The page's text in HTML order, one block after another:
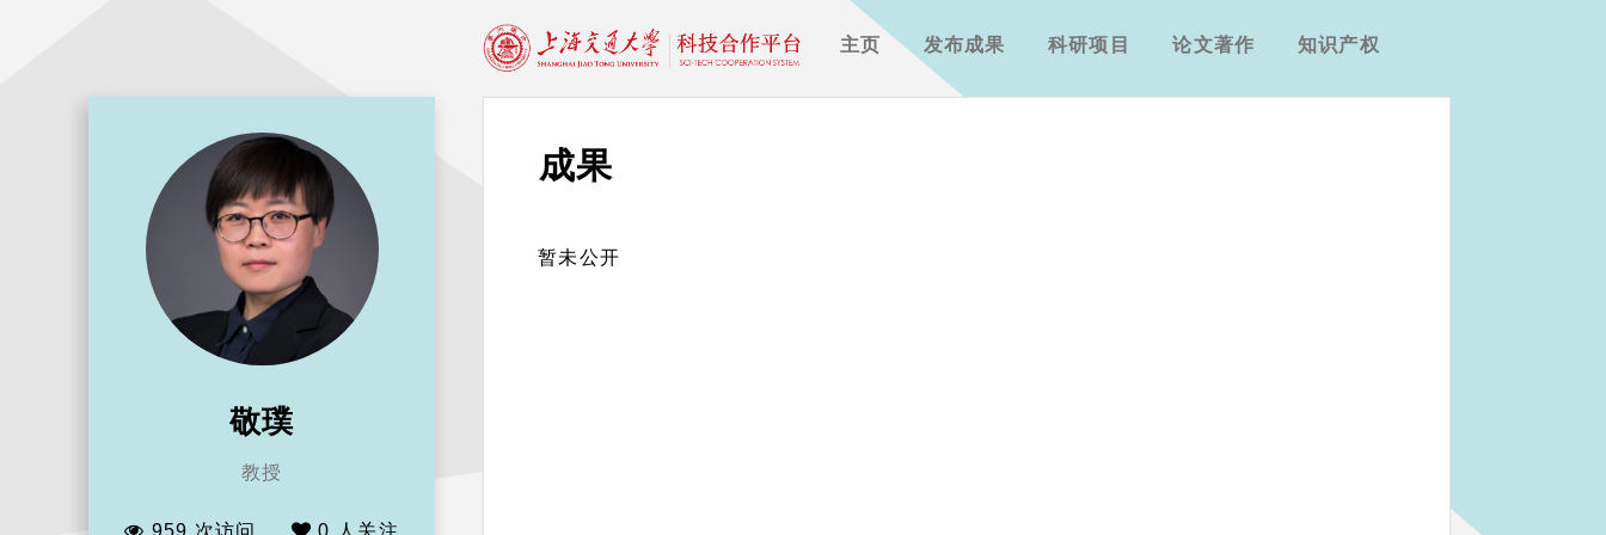
主页 发布成果 科研项目 论文著作 知识产权
敬璞
教授
959 次访问 0 人关注
成果
暂未公开